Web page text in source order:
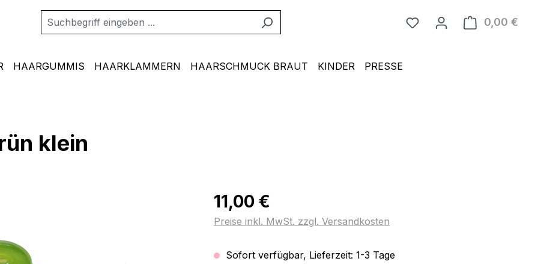
0,00 €
HAARGUMMIS HAARKLAMMERN HAARSCHMUCK BRAUT KINDER PRESSE
klein
Regulärer Preis:
11,00 €
Preise inkl. MwSt. zzgl. Versandkosten
Sofort verfügbar, Lieferzeit: 1-3 Tage